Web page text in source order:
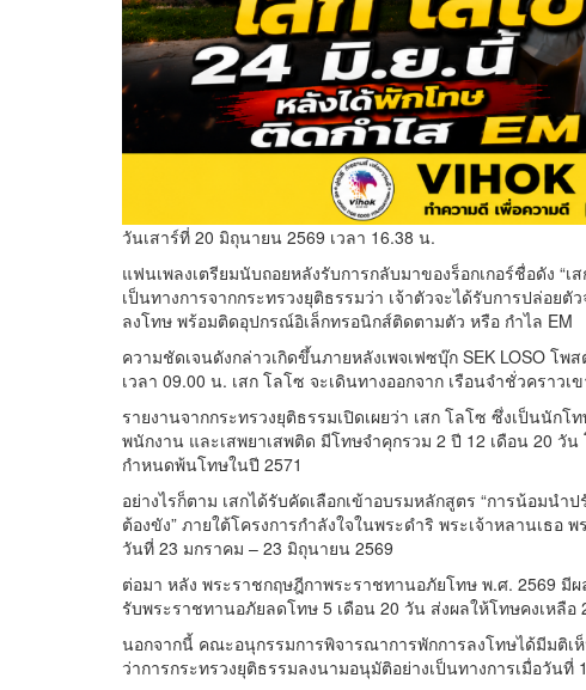
วันเสาร์ที่ 20 มิถุนายน 2569 เวลา 16.38 น.
แฟนเพลงเตรียมนับถอยหลังรับการกลับมาของร็อกเกอร์ชื่อดัง “
เป็นทางการจากกระทรวงยุติธรรมว่า เจ้าตัวจะได้รับการปล่อย
ลงโทษ พร้อมติดอุปกรณ์อิเล็กทรอนิกส์ติดตามตัว หรือ กำไล EM
ความชัดเจนดังกล่าวเกิดขึ้นภายหลังเพจเฟซบุ๊ก SEK LOSO โ
เวลา 09.00 น. เสก โลโซ จะเดินทางออกจาก เรือนจำชั่วคราวเ
รายงานจากกระทรวงยุติธรรมเปิดเผยว่า เสก โลโซ ซึ่งเป็นนัก
พนักงาน และเสพยาเสพติด มีโทษจำคุกรวม 2 ปี 12 เดือน 20 วั
กำหนดพ้นโทษในปี 2571
อย่างไรก็ตาม เสกได้รับคัดเลือกเข้าอบรมหลักสูตร “การน้อมน
ต้องขัง” ภายใต้โครงการกำลังใจในพระดำริ พระเจ้าหลานเธอ
วันที่ 23 มกราคม – 23 มิถุนายน 2569
ต่อมา หลัง พระราชกฤษฎีกาพระราชทานอภัยโทษ พ.ศ. 2569 มี
รับพระราชทานอภัยลดโทษ 5 เดือน 20 วัน ส่งผลให้โทษคงเหลือ
นอกจากนี้ คณะอนุกรรมการพิจารณาการพักการลงโทษได้มีมติ
ว่าการกระทรวงยุติธรรมลงนามอนุมัติอย่างเป็นทางการเมื่อวันที่